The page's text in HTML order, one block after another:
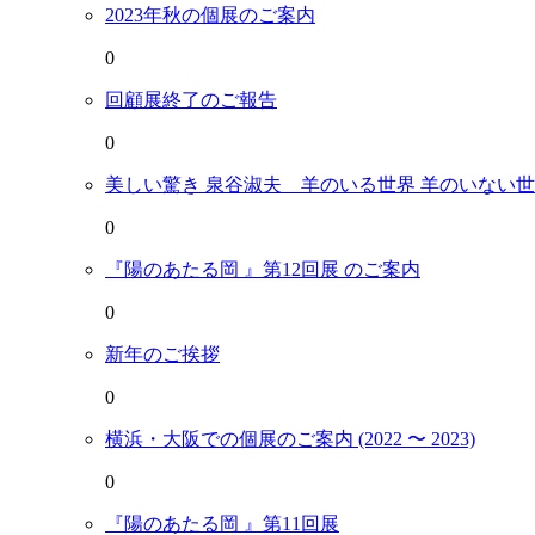
2023年秋の個展のご案内
0
回顧展終了のご報告
0
美しい驚き 泉谷淑夫 羊のいる世界 羊のいない
0
『陽のあたる岡 』第12回展 のご案内
0
新年のご挨拶
0
横浜・大阪での個展のご案内 (2022 〜 2023)
0
『陽のあたる岡 』第11回展